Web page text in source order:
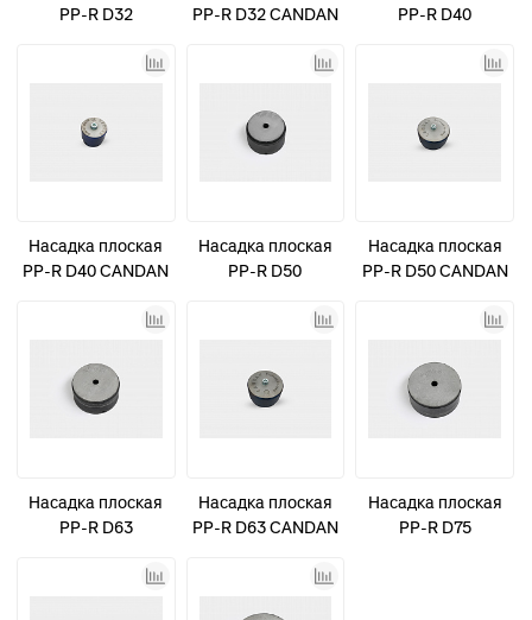
PP-R D32
PP-R D32 CANDAN
PP-R D40
Насадка плоская
PP-R D40 CANDAN
Насадка плоская
PP-R D50
Насадка плоская
PP-R D50 CANDAN
Насадка плоская
PP-R D63
Насадка плоская
PP-R D63 CANDAN
Насадка плоская
PP-R D75